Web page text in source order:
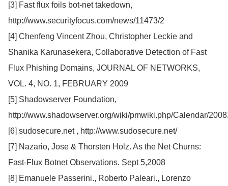
[3] Fast flux foils bot-net takedown,
http://www.securityfocus.com/news/11473/2
[4] Chenfeng Vincent Zhou, Christopher Leckie and
Shanika Karunasekera, Collaborative Detection of Fast
Flux Phishing Domains, JOURNAL OF NETWORKS,
VOL. 4, NO. 1, FEBRUARY 2009
[5] Shadowserver Foundation,
http://www.shadowserver.org/wiki/pmwiki.php/Calendar/
[6] sudosecure.net , http://www.sudosecure.net/
[7] Nazario, Jose & Thorsten Holz. As the Net Churns:
Fast-Flux Botnet Observations. Sept 5,2008
[8] Emanuele Passerini., Roberto Paleari., Lorenzo